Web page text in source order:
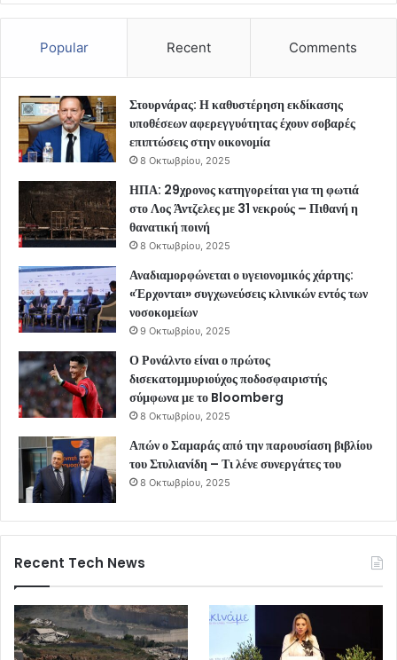
Popular Recent Comments
Στουρνάρας: Η καθυστέρηση εκδίκασης
υποθέσεων αφερεγγυότητας έχουν σοβαρές
επιπτώσεις στην οικονομία
8 Οκτωβρίου, 2025
ΗΠΑ: 29χρονος κατηγορείται για τη φωτιά
στο Λος Άντζελες με 31 νεκρούς – Πιθανή η
θανατική ποινή
8 Οκτωβρίου, 2025
Αναδιαμορφώνεται ο υγειονομικός χάρτης:
«Έρχονται» συγχωνεύσεις κλινικών εντός των
νοσοκομείων
9 Οκτωβρίου, 2025
Ο Ρονάλντο είναι ο πρώτος
δισεκατομμυριούχος ποδοσφαιριστής
σύμφωνα με το Bloomberg
8 Οκτωβρίου, 2025
Απών ο Σαμαράς από την παρουσίαση βιβλίου
του Στυλιανίδη – Τι λένε συνεργάτες του
8 Οκτωβρίου, 2025
Recent Tech News